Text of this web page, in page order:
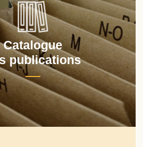
Catalogue
publications